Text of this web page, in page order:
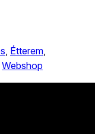
Étterem
Webshop